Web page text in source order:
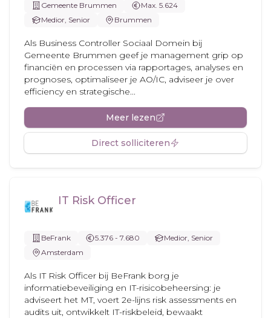
Gemeente Brummen
Max. 5.624
Medior, Senior
Brummen
Als Business Controller Sociaal Domein bij
Gemeente Brummen geef je management grip op
financiën en processen via rapportages, analyses en
prognoses, optimaliseer je AO/IC, adviseer je over
efficiency en strategische...
Meer lezen
Direct solliciteren
IT Risk Officer
BeFrank 5.376 - 7.680
Medior, Senior
Amsterdam
Als IT Risk Officer bij BeFrank borg je
informatiebeveiliging en IT-risicobeheersing: je
adviseert het MT, voert 2e-lijns risk assessments en
audits uit, ontwikkelt IT-riskbeleid, bewaakt